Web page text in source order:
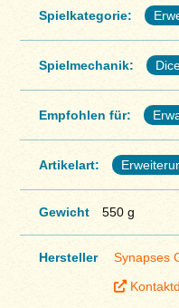
Spielkategorie:
Spielmechanik:
Empfohlen für:
Artikelart:
Gewicht 550 g
Hersteller Synapses